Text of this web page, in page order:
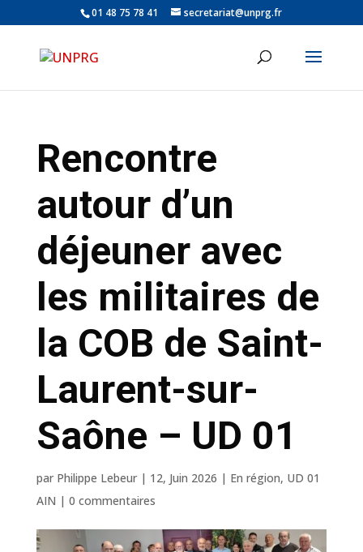
01 48 75 78 41 secretariat@unprg.fr
Rencontre
autour d’un
déjeuner avec
les militaires de
la COB de Saint-
Laurent-sur-
Saône – UD 01
par Philippe Lebeur| 12, Juin 2026 | En région, UD 01
AIN | 0 commentaires